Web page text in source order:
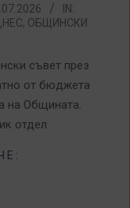
IN:
, ОБЩИНСКИ
съвет през
от бюджета
на Общината.
отдел